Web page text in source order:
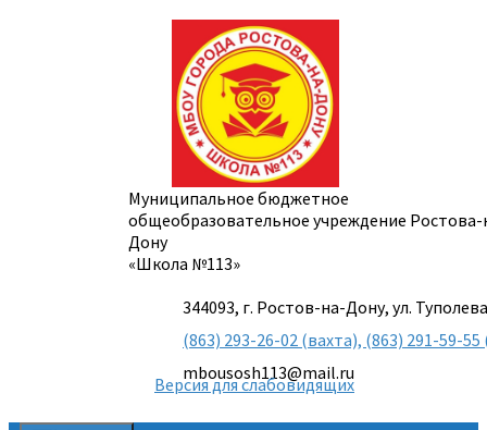
Муниципальное бюджетное
общеобразовательное учреждение
Дону
«Школа №113»
344093, г. Ростов-на-Дону, ул.
(863) 293-26-02 (вахта), (863) 291-59-
mbousosh113@mail.ru
Версия для слабовидящих